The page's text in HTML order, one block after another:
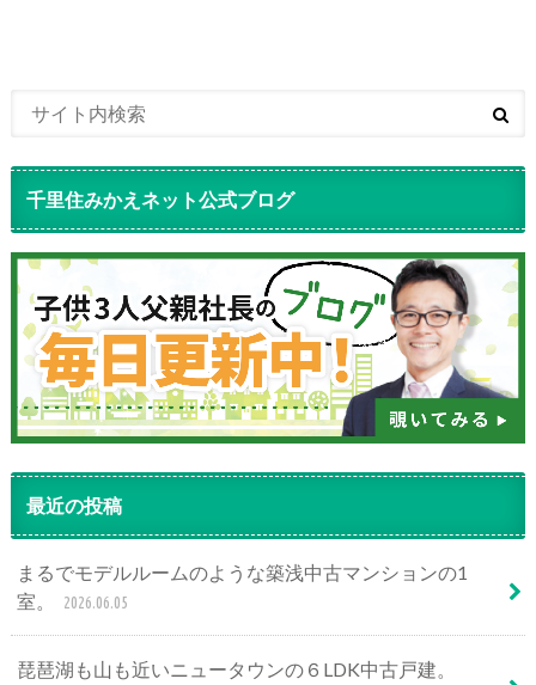
千里住みかえネット公式ブログ
最近の投稿
まるでモデルルームのような築浅中古マンションの1
室。
2026.06.05
琵琶湖も山も近いニュータウンの６LDK中古戸建。